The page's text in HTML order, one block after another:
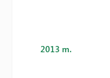
2013 m.